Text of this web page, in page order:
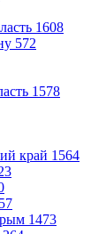
1608
572
1578
край 1564
1473